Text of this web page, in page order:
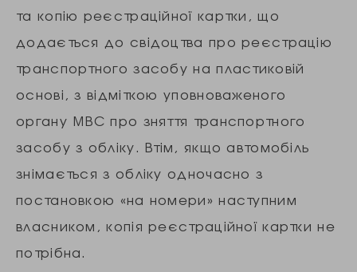
та копію реєстраційної картки, що
додається до свідоцтва про реєстрацію
транспортного засобу на пластиковій
основі, з відміткою уповноваженого
органу МВС про зняття транспортного
засобу з обліку. Втім, якщо автомобіль
знімається з обліку одночасно з
постановкою «на номери» наступним
власником, копія реєстраційної картки не
потрібна.